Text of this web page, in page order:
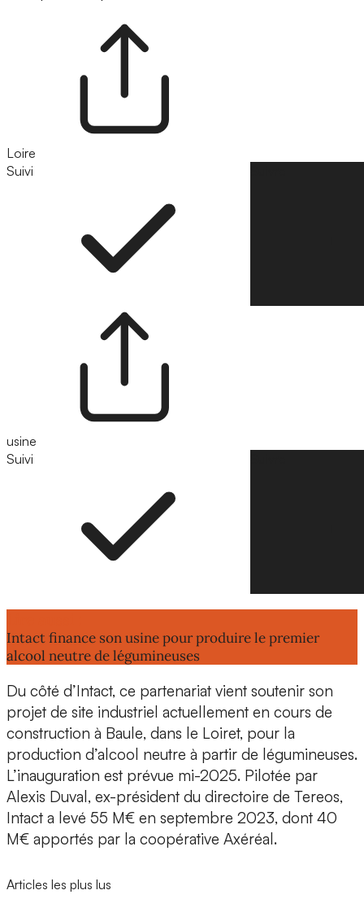
Loire
Suivi
usine
Suivi
Intact finance son usine pour produire le premier
alcool neutre de légumineuses
Du côté d’Intact, ce partenariat vient soutenir son
projet de site industriel actuellement en cours de
construction à Baule, dans le Loiret, pour la
production d’alcool neutre à partir de légumineuses.
L’inauguration est prévue mi-2025. Pilotée par
Alexis Duval, ex-président du directoire de Tereos,
Intact a levé 55 M€ en septembre 2023, dont 40
M€ apportés par la coopérative Axéréal.
Articles les plus lus